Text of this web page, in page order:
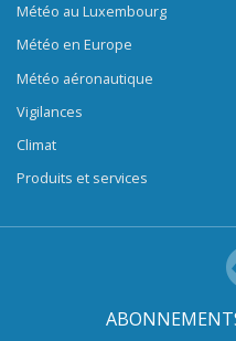
Météo au Luxembourg
Météo en Europe
Météo aéronautique
Vigilances
Climat
Produits et services